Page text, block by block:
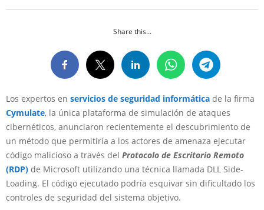
Share this...
Los expertos en servicios de seguridad informática de la firma
Cymulate, la única plataforma de simulación de ataques
cibernéticos, anunciaron recientemente el descubrimiento de
un método que permitiría a los actores de amenaza ejecutar
código malicioso a través del Protocolo de Escritorio Remoto
(RDP) de Microsoft utilizando una técnica llamada DLL Side-
Loading. El código ejecutado podría esquivar sin dificultado los
controles de seguridad del sistema objetivo.